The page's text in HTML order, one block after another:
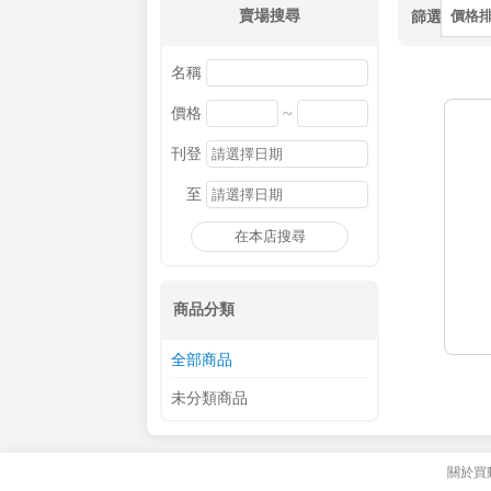
賣場搜尋
名稱
價格 ~
刊登
至
在本店搜尋
商品分類
全部商品
未分類商品
篩選 價格
關於買